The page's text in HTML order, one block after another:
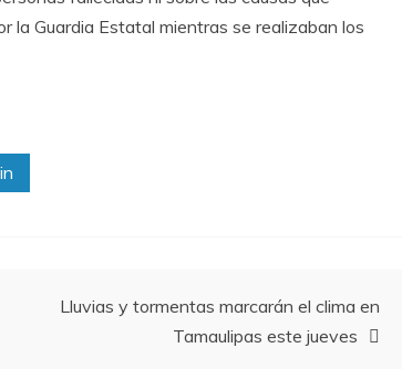
la Guardia Estatal mientras se realizaban los
Lluvias y tormentas marcarán el clima en
Tamaulipas este jueves